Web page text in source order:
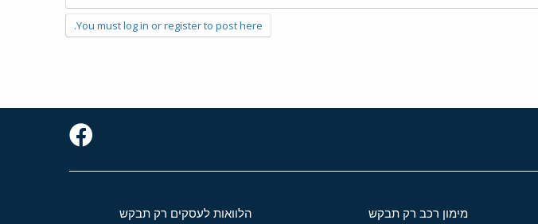
You must log in or register to post here.
מימון רכב רק תבקש הלוואות לעסקים רק תבקש